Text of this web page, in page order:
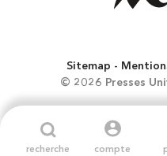
recherche compte
Sitemap
© 2026 Presses